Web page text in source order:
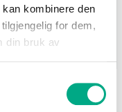
kombinere den
for dem,
din bruk av
gjelder medlemmer i
kundeklubb